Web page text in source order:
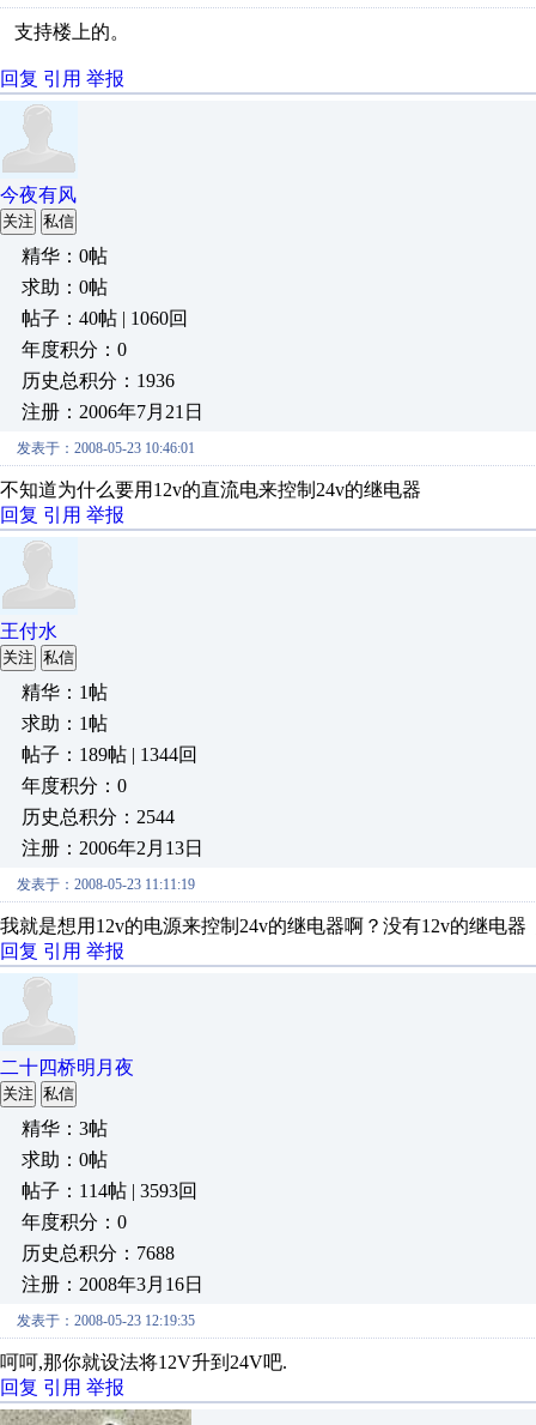
支持楼上的。
回复 引用 举报
今夜有风
关注 私信
精华：0帖
求助：0帖
帖子：40帖 | 1060回
年度积分：0
历史总积分：1936
注册：2006年7月21日
发表于：2008-05-23 10:46:01
不知道为什么要用12v的直流电来控制24v的继电器
回复 引用 举报
王付水
关注 私信
精华：1帖
求助：1帖
帖子：189帖 | 1344回
年度积分：0
历史总积分：2544
注册：2006年2月13日
发表于：2008-05-23 11:11:19
我就是想用12v的电源来控制24v的继电器啊？没有12v的继电器
回复 引用 举报
二十四桥明月夜
关注 私信
精华：3帖
求助：0帖
帖子：114帖 | 3593回
年度积分：0
历史总积分：7688
注册：2008年3月16日
发表于：2008-05-23 12:19:35
呵呵,那你就设法将12V升到24V吧.
回复 引用 举报